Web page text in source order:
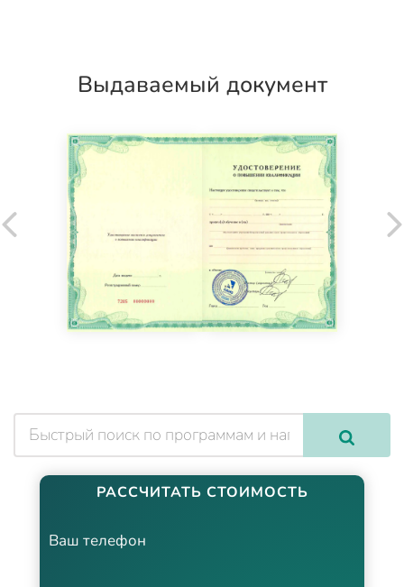
Выдаваемый документ
РАССЧИТАТЬ СТОИМОСТЬ
Ваш телефон